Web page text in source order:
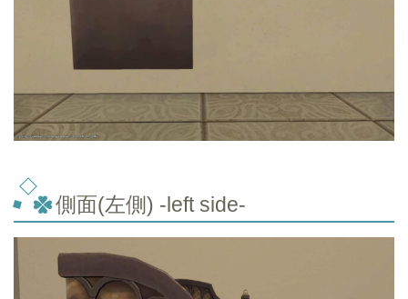
側面(左側) -left side-